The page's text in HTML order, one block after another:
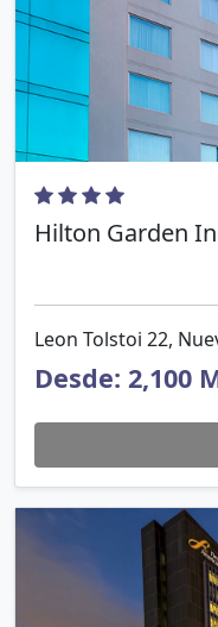
Hilton Garden
Leon Tolstoi 22,
Desde: 2,100